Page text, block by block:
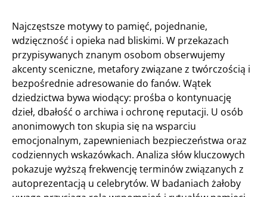
Najczęstsze motywy to pamięć, pojednanie,
wdzięczność i opieka nad bliskimi. W przekazach
przypisywanych znanym osobom obserwujemy
akcenty sceniczne, metafory związane z twórczością i
bezpośrednie adresowanie do fanów. Wątek
dziedzictwa bywa wiodący: prośba o kontynuację
dzieł, dbałość o archiwa i ochronę reputacji. U osób
anonimowych ton skupia się na wsparciu
emocjonalnym, zapewnieniach bezpieczeństwa oraz
codziennych wskazówkach. Analiza słów kluczowych
pokazuje wyższą frekwencję terminów związanych z
autoprezentacją u celebrytów. W badaniach żałoby